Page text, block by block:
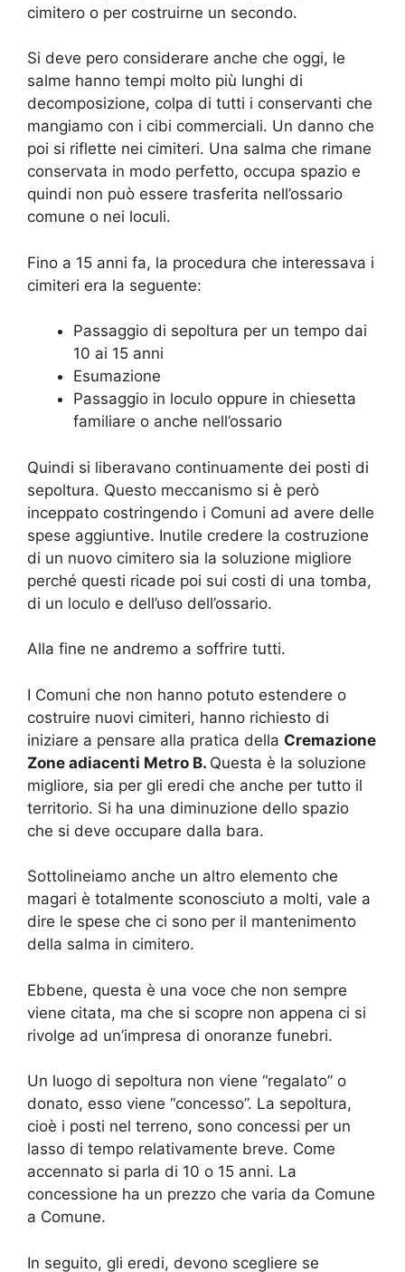
cimitero o per costruirne un secondo.
Si deve pero considerare anche che oggi, le
salme hanno tempi molto più lunghi di
decomposizione, colpa di tutti i conservanti che
mangiamo con i cibi commerciali. Un danno che
poi si riflette nei cimiteri. Una salma che rimane
conservata in modo perfetto, occupa spazio e
quindi non può essere trasferita nell’ossario
comune o nei loculi.
Fino a 15 anni fa, la procedura che interessava i
cimiteri era la seguente:
Passaggio di sepoltura per un tempo dai
10 ai 15 anni
Esumazione
Passaggio in loculo oppure in chiesetta
familiare o anche nell’ossario
Quindi si liberavano continuamente dei posti di
sepoltura. Questo meccanismo si è però
inceppato costringendo i Comuni ad avere delle
spese aggiuntive. Inutile credere la costruzione
di un nuovo cimitero sia la soluzione migliore
perché questi ricade poi sui costi di una tomba,
di un loculo e dell’uso dell’ossario.
Alla fine ne andremo a soffrire tutti.
I Comuni che non hanno potuto estendere o
costruire nuovi cimiteri, hanno richiesto di
iniziare a pensare alla pratica della Cremazione
Zone adiacenti Metro B. Questa è la soluzione
migliore, sia per gli eredi che anche per tutto il
territorio. Si ha una diminuzione dello spazio
che si deve occupare dalla bara.
Sottolineiamo anche un altro elemento che
magari è totalmente sconosciuto a molti, vale a
dire le spese che ci sono per il mantenimento
della salma in cimitero.
Ebbene, questa è una voce che non sempre
viene citata, ma che si scopre non appena ci si
rivolge ad un’impresa di onoranze funebri.
Un luogo di sepoltura non viene “regalato” o
donato, esso viene “concesso”. La sepoltura,
cioè i posti nel terreno, sono concessi per un
lasso di tempo relativamente breve. Come
accennato si parla di 10 o 15 anni. La
concessione ha un prezzo che varia da Comune
a Comune.
In seguito, gli eredi, devono scegliere se